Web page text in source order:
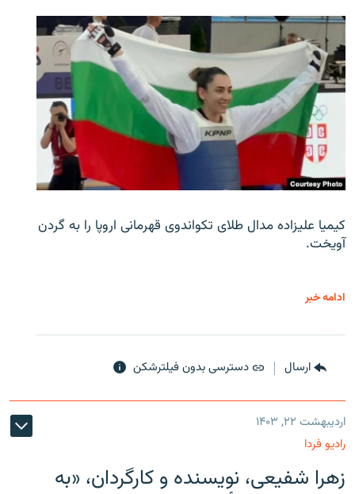
کیمیا علیزاده مدال طلای تکواندوی قهرمانی اروپا را به گردن
آویخت.
ادامه خبر
ارسال دسترسی بدون فیلترشکن
اردیبهشت ۲۲, ۱۴۰۳
رادیو فردا
زهرا شفیعی، نویسنده و کارگردان، «به